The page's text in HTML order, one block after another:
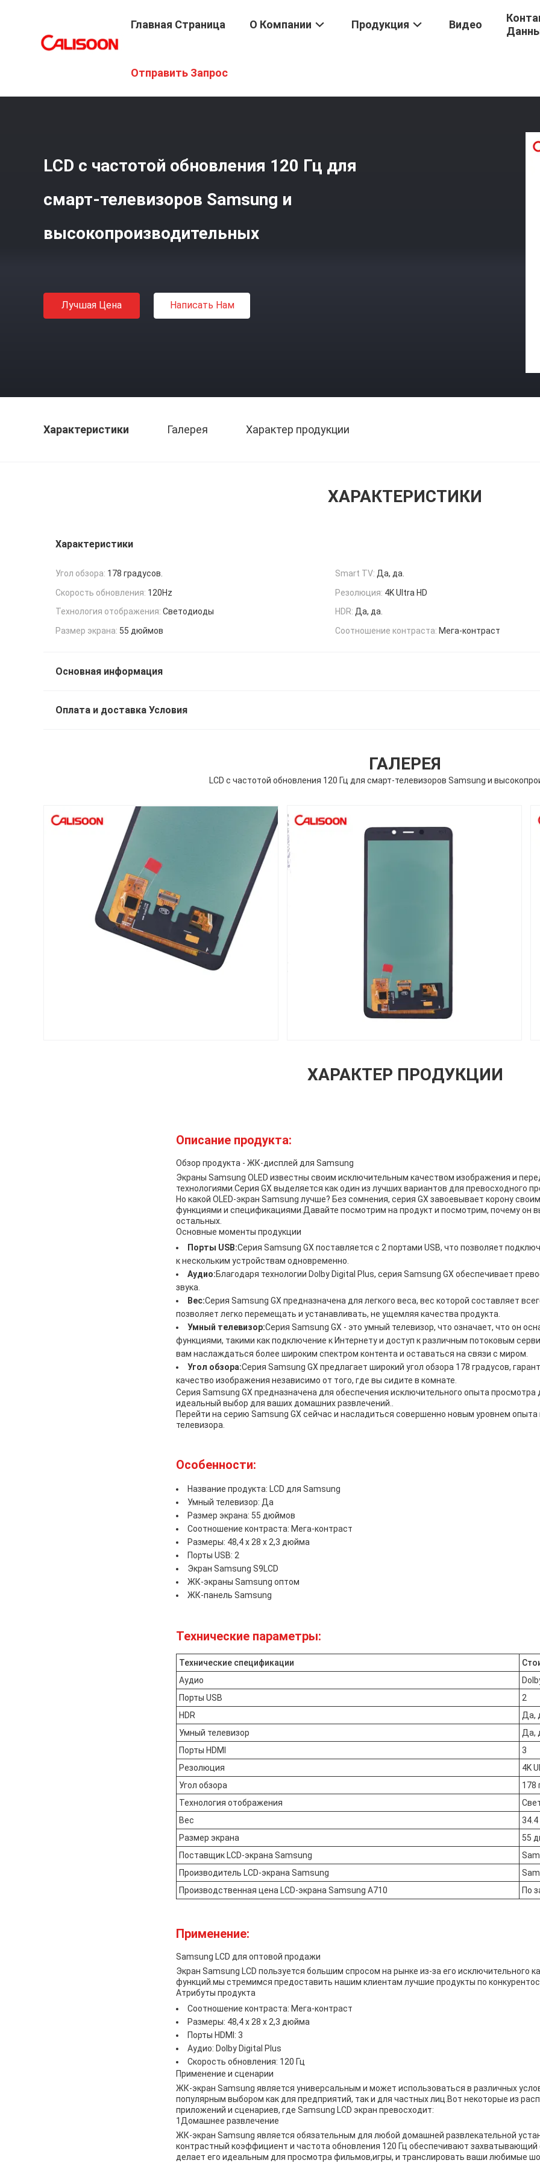
Главная Страница О Компании Продукция Видео
Отправить Запрос
LCD с частотой обновления 120 Гц для
смарт-телевизоров Samsung и
высокопроизводительных
Лучшая Цена Написать Нам
Характеристики Галерея Характер продукции
ХАРАКТЕРИСТИКИ
Характеристики
Угол обзора: 178 градусов. Smart TV: Да, да.
Скорость обновления: 120Hz Резолюция: 4K Ultra HD
Технология отображения: Светодиоды HDR: Да, да.
Размер экрана: 55 дюймов Соотношение контраста: Мега-контраст
Основная информация
Оплата и доставка Условия
ГАЛЕРЕЯ
LCD с частотой обновления 120 Гц для смарт-телевизоров Samsung и
ХАРАКТЕР ПРОДУКЦИИ
Описание продукта:
Обзор продукта - ЖК-дисплей для Samsung
Экраны Samsung OLED известны своим исключительным качеством изображения и
технологиями.Серия GX выделяется как один из лучших вариантов для превосходного
Но какой OLED-экран Samsung лучше? Без сомнения, серия GX завоевывает корону
функциями и спецификациями.Давайте посмотрим на продукт и посмотрим, почему он
остальных.
Основные моменты продукции
Порты USB:Серия Samsung GX поставляется с 2 портами USB, что позволяет
к нескольким устройствам одновременно.
Аудио:Благодаря технологии Dolby Digital Plus, серия Samsung GX обеспечивает
звука.
Вес:Серия Samsung GX предназначена для легкого веса, вес которой составляет
позволяет легко перемещать и устанавливать, не ущемляя качества продукта.
Умный телевизор:Серия Samsung GX - это умный телевизор, что означает, что он
функциями, такими как подключение к Интернету и доступ к различным потоковым
вам наслаждаться более широким спектром контента и оставаться на связи с миром.
Угол обзора:Серия Samsung GX предлагает широкий угол обзора 178 градусов,
качество изображения независимо от того, где вы сидите в комнате.
Серия Samsung GX предназначена для обеспечения исключительного опыта просмотра
идеальный выбор для ваших домашних развлечений..
Перейти на серию Samsung GX сейчас и насладиться совершенно новым уровнем
телевизора.
Особенности:
Название продукта: LCD для Samsung
Умный телевизор: Да
Размер экрана: 55 дюймов
Соотношение контраста: Мега-контраст
Размеры: 48,4 х 28 х 2,3 дюйма
Порты USB: 2
Экран Samsung S9LCD
ЖК-экраны Samsung оптом
ЖК-панель Samsung
Технические параметры:
Технические спецификации
Аудио
Порты USB
2
HDR
Да,
Умный телевизор
Да,
Порты HDMI
3
Резолюция
4K
Угол обзора
178
Технология отображения
Вес
Размер экрана
55
Поставщик LCD-экрана Samsung
Производитель LCD-экрана Samsung
Производственная цена LCD-экрана Samsung A710
По
Применение:
Samsung LCD для оптовой продажи
Экран Samsung LCD пользуется большим спросом на рынке из-за его исключительного
функций.мы стремимся предоставить нашим клиентам лучшие продукты по
Атрибуты продукта
Соотношение контраста: Мега-контраст
Размеры: 48,4 х 28 х 2,3 дюйма
Порты HDMI: 3
Аудио: Dolby Digital Plus
Скорость обновления: 120 Гц
Применение и сценарии
ЖК-экран Samsung является универсальным и может использоваться в различных
популярным выбором как для предприятий, так и для частных лиц.Вот некоторые из
приложений и сценариев, где Samsung LCD экран превосходит:
1Домашнее развлечение
ЖК-экран Samsung является обязательным для любой домашней развлекательной
контрастный коэффициент и частота обновления 120 Гц обеспечивают захватывающий
делает его идеальным для просмотра фильмов,игры, и транслировать ваши любимые